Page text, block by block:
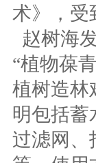
术》，受
赵树海
“植物葆
植树造林
明包括蓄
过滤网、